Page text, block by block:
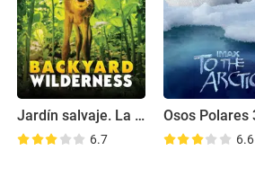
Jardín salvaje. La naturaleza que nos rodea
6.7 6.6